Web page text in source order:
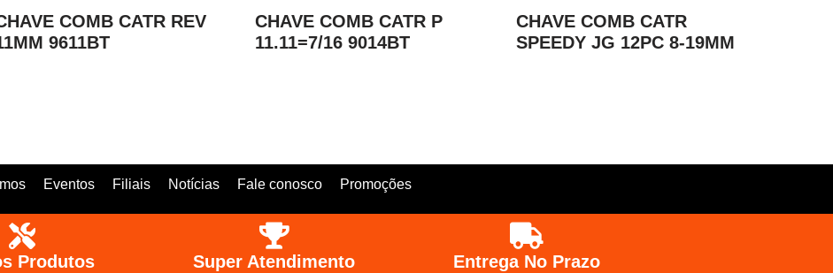
COMB CATR REV
9611BT
CHAVE COMB CATR P
11.11=7/16 9014BT
CHAVE COMB CATR
SPEEDY JG 12PC 8-19MM
Eventos Filiais Notícias Fale conosco Promoções
Produtos Super Atendimento Entrega No Prazo